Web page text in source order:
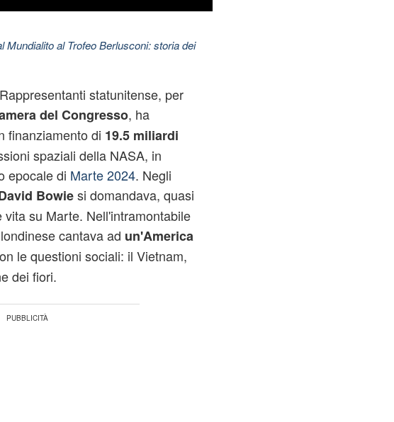
Mundialito al Trofeo Berlusconi: storia dei
statunitense, per
del Congresso, ha
finanziamento di 19.5 miliardi
spaziali della NASA, in
epocale di Marte 2024. Negli
Bowiesi domandava, quasi
vita su Marte. Nell'intramontabile
cantava ad un'America
le questioni sociali: il Vietnam,
dei fiori.